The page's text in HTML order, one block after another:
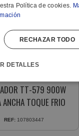
TT-579 900W
ANCHA TOQUE FRIO
REF: 107803447
Política de cookies.
RECHAZAR TODO
DETALLES